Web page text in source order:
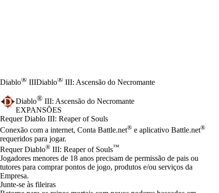
Diablo® IIIDiablo® III: Ascensão do Necromante
Diablo® III: Ascensão do Necromante
EXPANSÕES
Product Notification
Requer Diablo III: Reaper of Souls
Preço
Available actions
Conexão com a internet, Conta Battle.net® e aplicativo Battle.net®
requeridos para jogar.
Requer Diablo® III: Reaper of Souls™
Jogadores menores de 18 anos precisam de permissão de pais ou
tutores para comprar pontos de jogo, produtos e/ou serviços da
Empresa.
Junte-se às fileiras